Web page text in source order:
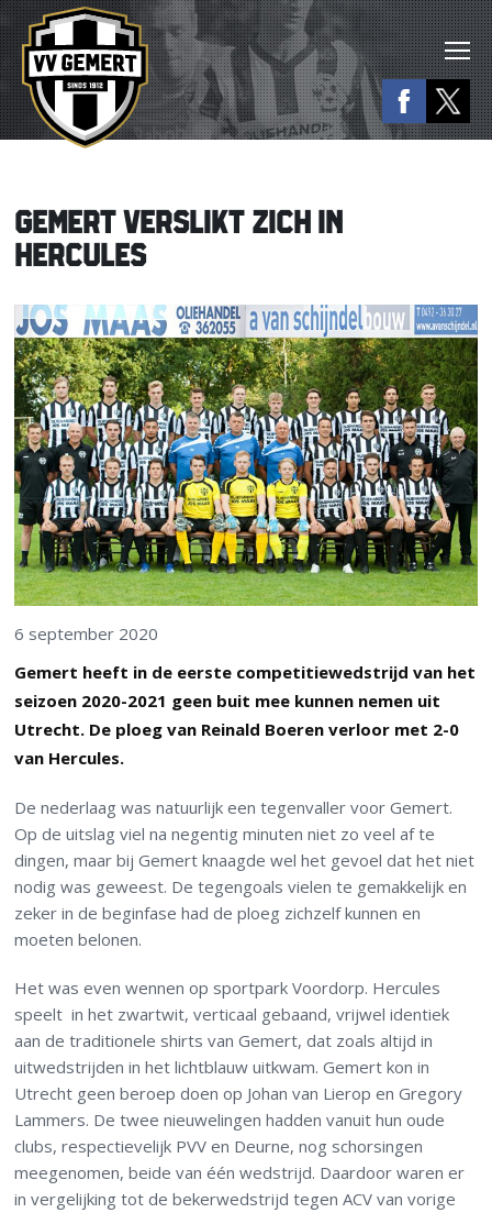
GEMERT VERSLIKT ZICH IN
HERCULES
6 september 2020
Gemert heeft in de eerste competitiewedstrijd van het
seizoen 2020-2021 geen buit mee kunnen nemen uit
Utrecht. De ploeg van Reinald Boeren verloor met 2-0
van Hercules.
De nederlaag was natuurlijk een tegenvaller voor Gemert.
Op de uitslag viel na negentig minuten niet zo veel af te
dingen, maar bij Gemert knaagde wel het gevoel dat het niet
nodig was geweest. De tegengoals vielen te gemakkelijk en
zeker in de beginfase had de ploeg zichzelf kunnen en
moeten belonen.
Het was even wennen op sportpark Voordorp. Hercules
speelt in het zwartwit, verticaal gebaand, vrijwel identiek
aan de traditionele shirts van Gemert, dat zoals altijd in
uitwedstrijden in het lichtblauw uitkwam. Gemert kon in
Utrecht geen beroep doen op Johan van Lierop en Gregory
Lammers. De twee nieuwelingen hadden vanuit hun oude
clubs, respectievelijk PVV en Deurne, nog schorsingen
meegenomen, beide van één wedstrijd. Daardoor waren er
in vergelijking tot de bekerwedstrijd tegen ACV van vorige